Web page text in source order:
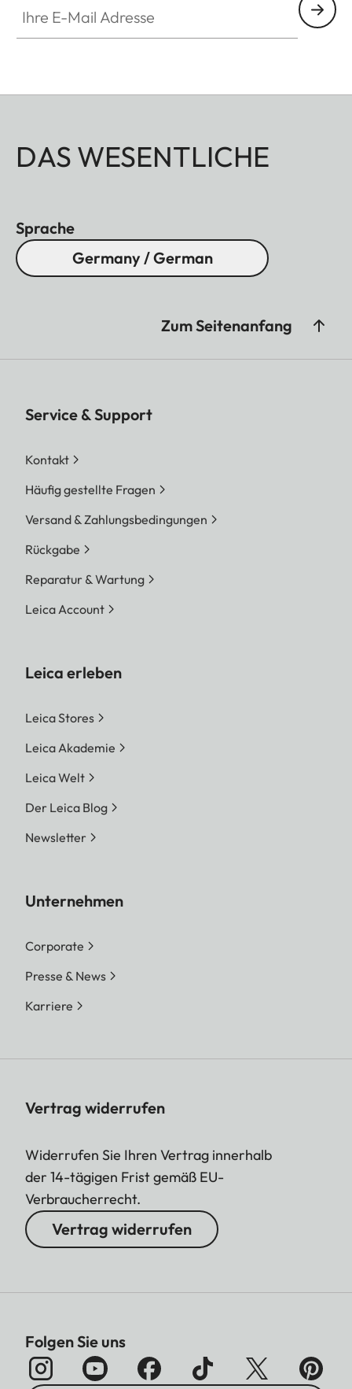
DAS WESENTLICHE
Sprache
Germany / German
Zum Seitenanfang
Service & Support
Kontakt
Häufig gestellte Fragen
Versand & Zahlungsbedingungen
Rückgabe
Reparatur & Wartung
Leica Account
Leica erleben
Leica Stores
Leica Akademie
Leica Welt
Der Leica Blog
Newsletter
Unternehmen
Corporate
Presse & News
Karriere
Vertrag widerrufen
Widerrufen Sie Ihren Vertrag innerhalb
der 14-tägigen Frist gemäß EU-
Verbraucherrecht.
Vertrag widerrufen
Folgen Sie uns